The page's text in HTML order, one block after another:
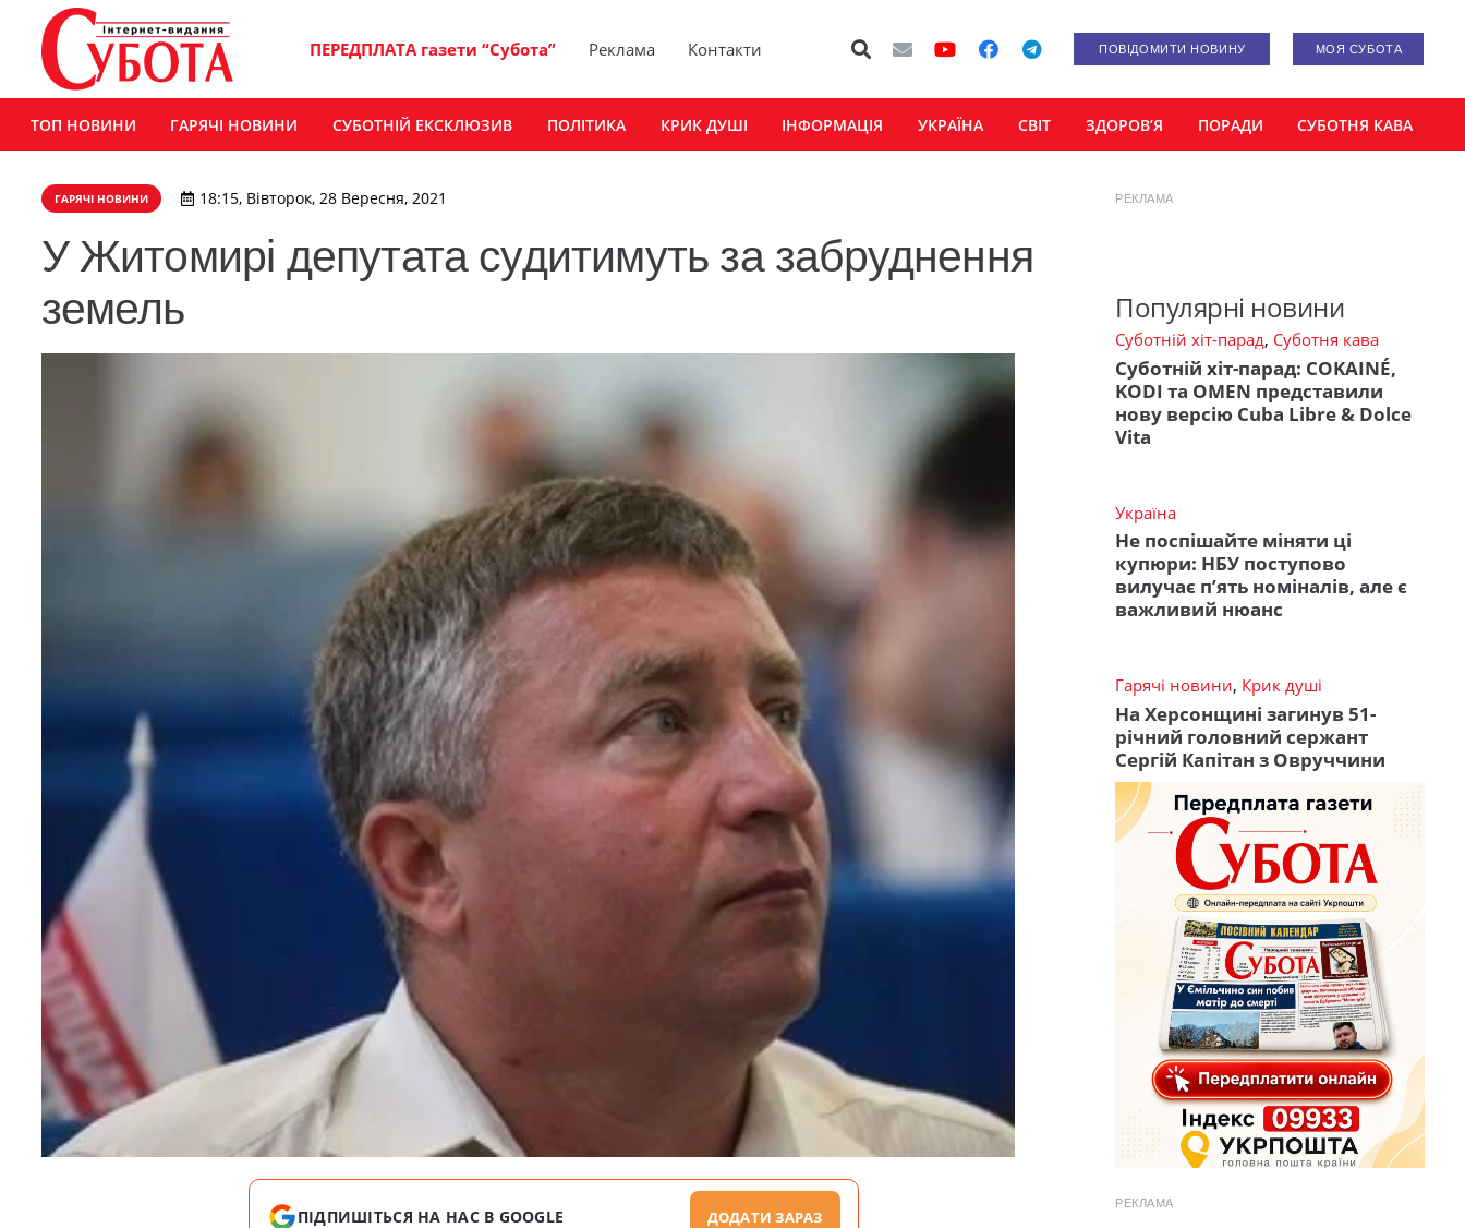
ПЕРЕДПЛАТА газети “Субота” Реклама Контакти ПОВІДОМИТИ НОВИНУ МОЯ СУБОТА
ТОП НОВИНИ ГАРЯЧІ НОВИНИ СУБОТНІЙ ЕКСКЛЮЗИВ ПОЛІТИКА КРИК ДУШІ ІНФОРМАЦІЯ УКРАЇНА СВІТ ЗДОРОВ’Я ПОРАДИ СУБОТНЯ КАВА
ГАРЯЧІ НОВИНИ 18:15, Вівторок, 28 Вересня, 2021
У Житомирі депутата судитимуть за забруднення
земель
ПІДПИШІТЬСЯ НА НАС В GOOGLE ДОДАТИ ЗАРАЗ
РЕКЛАМА
Популярні новини
Суботній хіт-парад, Суботня кава
Суботній хіт-парад: COKAINÉ,
KODI та OMEN представили
нову версію Cuba Libre & Dolce
Vita
Україна
Не поспішайте міняти ці
купюри: НБУ поступово
вилучає п’ять номіналів, але є
важливий нюанс
Гарячі новини, Крик душі
На Херсонщині загинув 51-
річний головний сержант
Сергій Капітан з Овруччини
РЕКЛАМА